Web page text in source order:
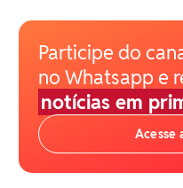
Participe do
no Whatsapp e
notícias em
Acesse